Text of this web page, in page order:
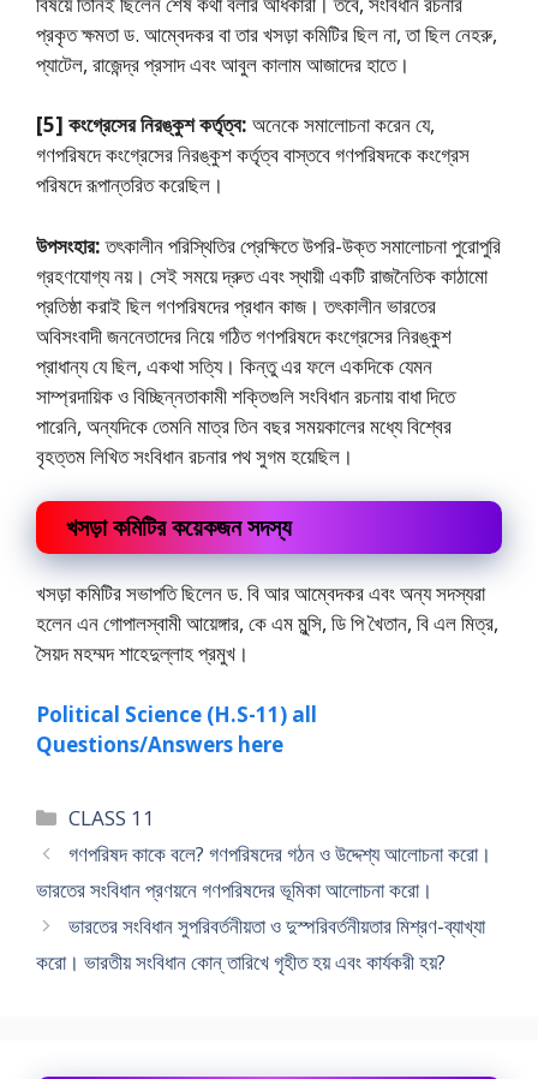
প্রকৃত ক্ষমতা ড. আম্বেদকর বা তার খসড়া কমিটির ছিল না, তা ছিল নেহরু,
প্যাটেল, রাজেন্দ্র প্রসাদ এবং আবুল কালাম আজাদের হাতে।
[5] কংগ্রেসের নিরঙ্কুশ কর্তৃত্ব: অনেকে সমালােচনা করেন যে,
গণপরিষদে কংগ্রেসের নিরঙ্কুশ কর্তৃত্ব বাস্তবে গণপরিষদকে কংগ্রেস
পরিষদে রূপান্তরিত করেছিল।
উপসংহার:তৎকালীন পরিস্থিতির প্রেক্ষিতে উপরি-উক্ত সমালােচনা পুরােপুরি
গ্রহণযােগ্য নয়। সেই সময়ে দ্রুত এবং স্থায়ী একটি রাজনৈতিক কাঠামাে
প্রতিষ্ঠা করাই ছিল গণপরিষদের প্রধান কাজ। তৎকালীন ভারতের
অবিসংবাদী জননেতাদের নিয়ে গঠিত গণপরিষদে কংগ্রেসের নিরঙ্কুশ
প্রাধান্য যে ছিল, একথা সত্যি। কিন্তু এর ফলে একদিকে যেমন
সাম্প্রদায়িক ও বিচ্ছিন্নতাকামী শক্তিগুলি সংবিধান রচনায় বাধা দিতে
পারেনি, অন্যদিকে তেমনি মাত্র তিন বছর সময়কালের মধ্যে বিশ্বের
বৃহত্তম লিখিত সংবিধান রচনার পথ সুগম হয়েছিল।
খসড়া কমিটির কয়েকজন সদস্য
খসড়া কমিটির সভাপতি ছিলেন ড. বি আর আম্বেদকর এবং অন্য সদস্যরা
হলেন এন গােপালস্বামী আয়েঙ্গার, কে এম মুন্সি, ডি পি খৈতান, বি এল মিত্র,
সৈয়দ মহম্মদ শাহেদুল্লাহ প্রমুখ।
Political Science (H.S-11) all
Questions/Answers here
Categories
CLASS 11
গণপরিষদ কাকে বলে? গণপরিষদের গঠন ও উদ্দেশ্য আলোচনা করাে।
ভারতের সংবিধান প্রণয়নে গণপরিষদের ভূমিকা আলােচনা করাে।
ভারতের সংবিধান সুপরিবর্তনীয়তা ও দুস্পরিবর্তনীয়তার মিশ্রণ-ব্যাখ্যা
করাে। ভারতীয় সংবিধান কোন্ তারিখে গৃহীত হয় এবং কার্যকরী হয়?